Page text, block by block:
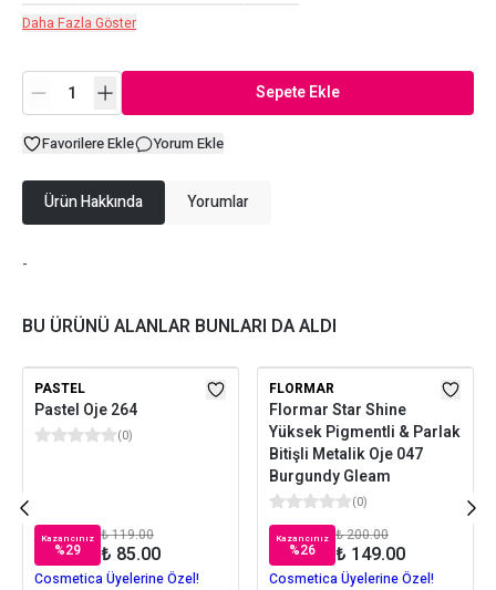
Daha Fazla Göster
Sepete Ekle
Favorilere Ekle Yorum Ekle
Ürün Hakkında Yorumlar
-
BU ÜRÜNÜ ALANLAR BUNLARI DA ALDI
PASTEL
Pastel Oje 264
(0)
Kazancınız
%29
₺ 119.00
₺ 85.00
Cosmetica Üyelerine Özel!
FLORMAR
Flormar Star Shine
Yüksek Pigmentli & Parlak
Bitişli Metalik Oje 047
Burgundy Gleam
(0)
Kazancınız
%26
₺ 200.00
₺ 149.00
Cosmetica Üyelerine Özel!